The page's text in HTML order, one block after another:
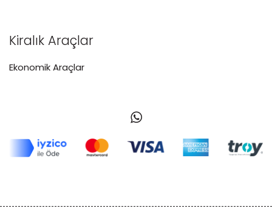
Kiralık Araçlar
Ekonomik Araçlar